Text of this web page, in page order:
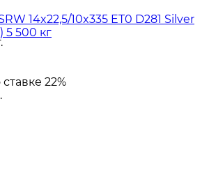
14x22,5/10x335 ET0 D281 Silver
5 500 кг
22%